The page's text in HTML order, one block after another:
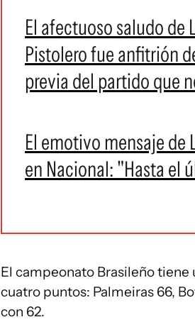
El afectuoso saludo de
Pistolero fue anfitrión
previa del partido que
El emotivo mensaje de
en Nacional: "Hasta el
El campeonato Brasileño
cuatro puntos: Palmeiras 66,
con 62.